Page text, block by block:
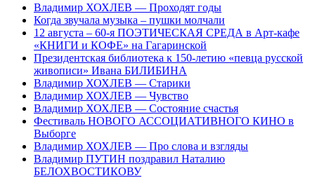
Владимир ХОХЛЕВ — Проходят годы
Когда звучала музыка – пушки молчали
12 августа – 60-я ПОЭТИЧЕСКАЯ СРЕДА в Арт-кафе
«КНИГИ и КОФЕ» на Гагаринской
Президентская библиотека к 150-летию «певца русской
живописи» Ивана БИЛИБИНА
Владимир ХОХЛЕВ — Старики
Владимир ХОХЛЕВ — Чувство
Владимир ХОХЛЕВ — Состояние счастья
Фестиваль НОВОГО АССОЦИАТИВНОГО КИНО в
Выборге
Владимир ХОХЛЕВ — Про слова и взгляды
Владимир ПУТИН поздравил Наталию
БЕЛОХВОСТИКОВУ